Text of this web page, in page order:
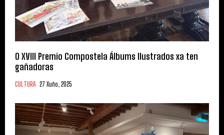
O XVIII Premio Compostela Álbums Ilustrados xa ten
gañadoras
CULTURA 27 Xuño, 2025